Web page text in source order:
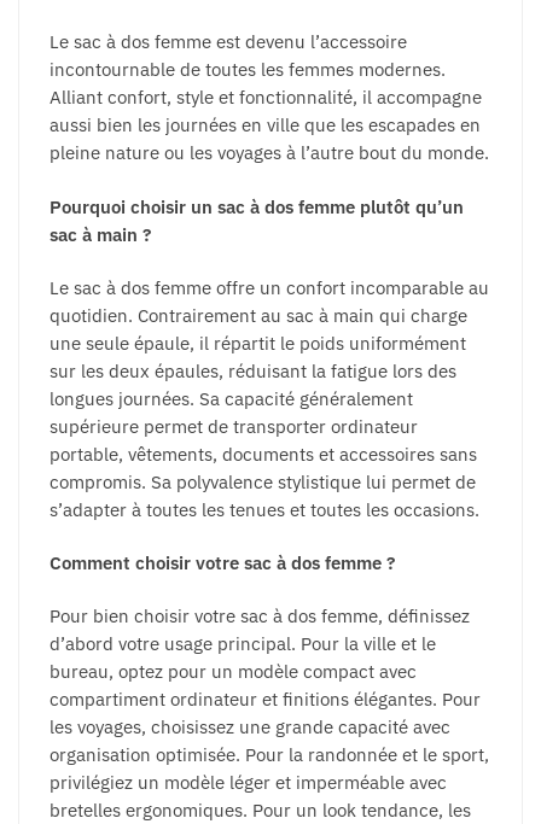
Le sac à dos femme est devenu l’accessoire
incontournable de toutes les femmes modernes.
Alliant confort, style et fonctionnalité, il accompagne
aussi bien les journées en ville que les escapades en
pleine nature ou les voyages à l’autre bout du monde.
Pourquoi choisir un sac à dos femme plutôt qu’un
sac à main ?
Le sac à dos femme offre un confort incomparable au
quotidien. Contrairement au sac à main qui charge
une seule épaule, il répartit le poids uniformément
sur les deux épaules, réduisant la fatigue lors des
longues journées. Sa capacité généralement
supérieure permet de transporter ordinateur
portable, vêtements, documents et accessoires sans
compromis. Sa polyvalence stylistique lui permet de
s’adapter à toutes les tenues et toutes les occasions.
Comment choisir votre sac à dos femme ?
Pour bien choisir votre sac à dos femme, définissez
d’abord votre usage principal. Pour la ville et le
bureau, optez pour un modèle compact avec
compartiment ordinateur et finitions élégantes. Pour
les voyages, choisissez une grande capacité avec
organisation optimisée. Pour la randonnée et le sport,
privilégiez un modèle léger et imperméable avec
bretelles ergonomiques. Pour un look tendance, les